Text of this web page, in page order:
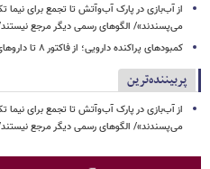
از آب‌بازی در پارک آب‌وآتش تا تجمع برای
می‌پسندند»/ الگوهای رسمی دیگر مرجع نیستند/
کمبودهای پراکنده دارویی؛ از فاکتور ۸ تا داروهای ام‌اس و دیابت/ چندماه ذخیره دارویی داریم؟
پربیننده‌ترین
از آب‌بازی در پارک آب‌وآتش تا تجمع برای
می‌پسندند»/ الگوهای رسمی دیگر مرجع نیستند/